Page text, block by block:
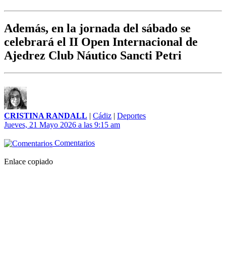
Además, en la jornada del sábado se
celebrará el II Open Internacional de
Ajedrez Club Náutico Sancti Petri
CRISTINA RANDALL | Cádiz | Deportes
Jueves, 21 Mayo 2026 a las 9:15 am
Comentarios
Enlace copiado